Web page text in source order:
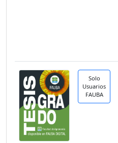
Solo
Usuarios
FAUBA